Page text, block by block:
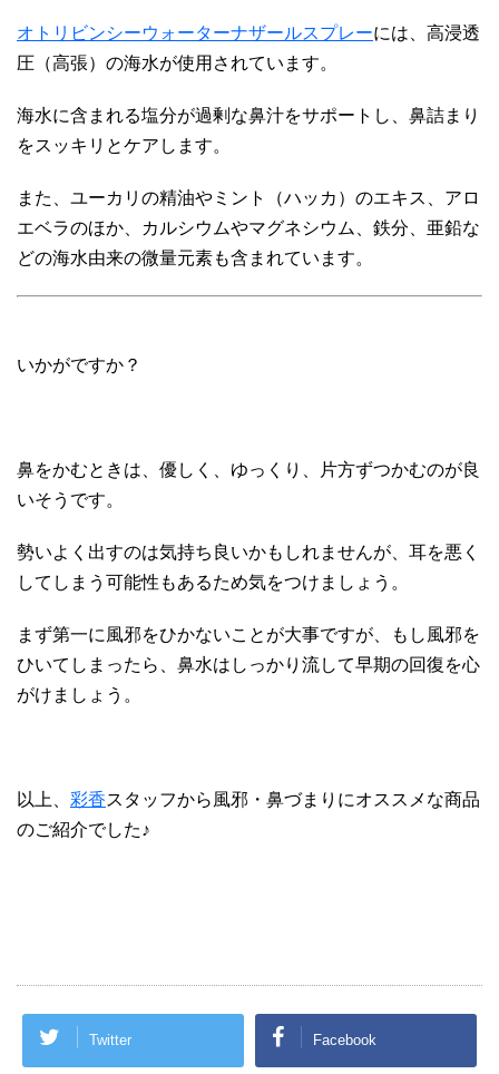
オトリビンシーウォーターナザールスプレーには、高浸透
圧（高張）の海水が使用されています。
海水に含まれる塩分が過剰な鼻汁をサポートし、鼻詰まり
をスッキリとケアします。
また、ユーカリの精油やミント（ハッカ）のエキス、アロ
エベラのほか、カルシウムやマグネシウム、鉄分、亜鉛な
どの海水由来の微量元素も含まれています。
いかがですか？
鼻をかむときは、優しく、ゆっくり、片方ずつかむのが良
いそうです。
勢いよく出すのは気持ち良いかもしれませんが、耳を悪く
してしまう可能性もあるため気をつけましょう。
まず第一に風邪をひかないことが大事ですが、もし風邪を
ひいてしまったら、鼻水はしっかり流して早期の回復を心
がけましょう。
以上、 彩香スタッフから風邪・鼻づまりにオススメな商品
のご紹介でした♪
Twitter Facebook